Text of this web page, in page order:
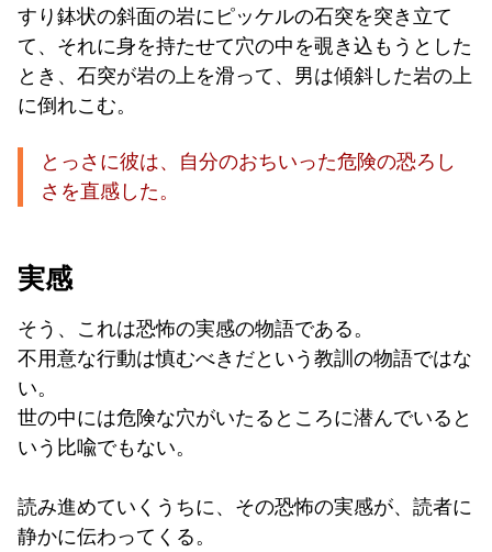
すり鉢状の斜面の岩にピッケルの石突を突き立て
て、それに身を持たせて穴の中を覗き込もうとした
とき、石突が岩の上を滑って、男は傾斜した岩の上
に倒れこむ。
とっさに彼は、自分のおちいった危険の恐ろし
さを直感した。
実感
そう、これは恐怖の実感の物語である。
不用意な行動は慎むべきだという教訓の物語ではな
い。
世の中には危険な穴がいたるところに潜んでいると
いう比喩でもない。
読み進めていくうちに、その恐怖の実感が、読者に
静かに伝わってくる。